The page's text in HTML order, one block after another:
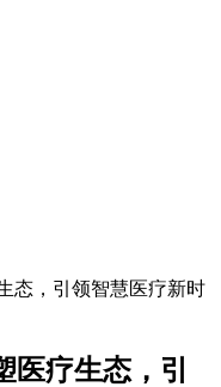
态，引领智慧医疗新时
疗生态，引